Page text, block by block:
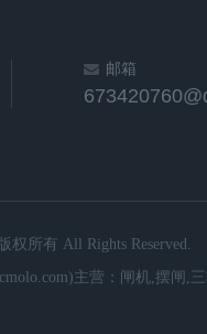
邮箱
所有 All Rights Reserved.
主营：闸机,摆闸,